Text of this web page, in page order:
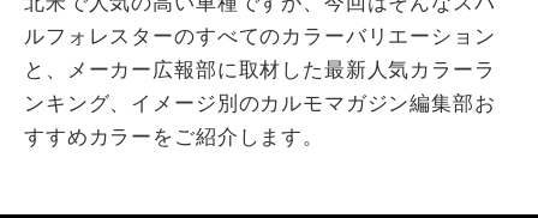
ルフォレスターのすべてのカラーバリエーション
と、メーカー広報部に取材した最新人気カラーラ
ンキング、イメージ別のカルモマガジン編集部お
すすめカラーをご紹介します。